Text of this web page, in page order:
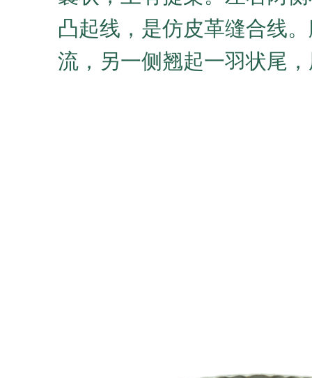
凸起线，是仿皮革缝合线
流，另一侧翘起一羽状尾